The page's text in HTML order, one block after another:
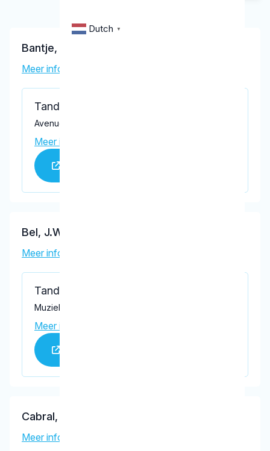
Dutch ▼
Bantje, C.L.
Meer informatie tandarts
Tandartspraktijk Bantje
Avenue Carnisse 158, Barendrecht 2993 MK
Meer informatie praktijk
Bel, J.W.
Meer informatie tandarts
Tandheelkundig Centrum Nieuweland
Muziekplein 18, Barendrecht 2992 GH
Meer informatie praktijk
Cabral, L.
Meer informatie tandarts